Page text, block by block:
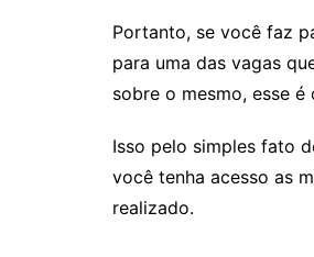
Portanto, se você faz
para uma das vagas
sobre o mesmo, esse
Isso pelo simples fato
você tenha acesso as
realizado.